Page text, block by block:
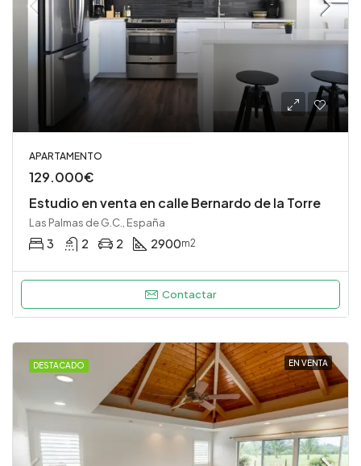
APARTAMENTO
129.000€
Estudio en venta en calle Bernardo de la Torre
Las Palmas de G.C., España
3 2 2 2900m2
Contactar
DESTACADO EN VENTA